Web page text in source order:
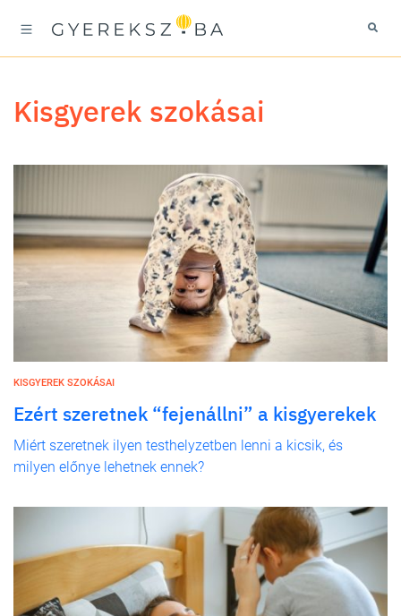
kisgyerek szokásai
KISGYEREK SZOKÁSAI
Ezért szeretnek “fejenállni” a kisgyerekek
Miért szeretnek ilyen testhelyzetben lenni a kicsik, és
milyen előnye lehetnek ennek?